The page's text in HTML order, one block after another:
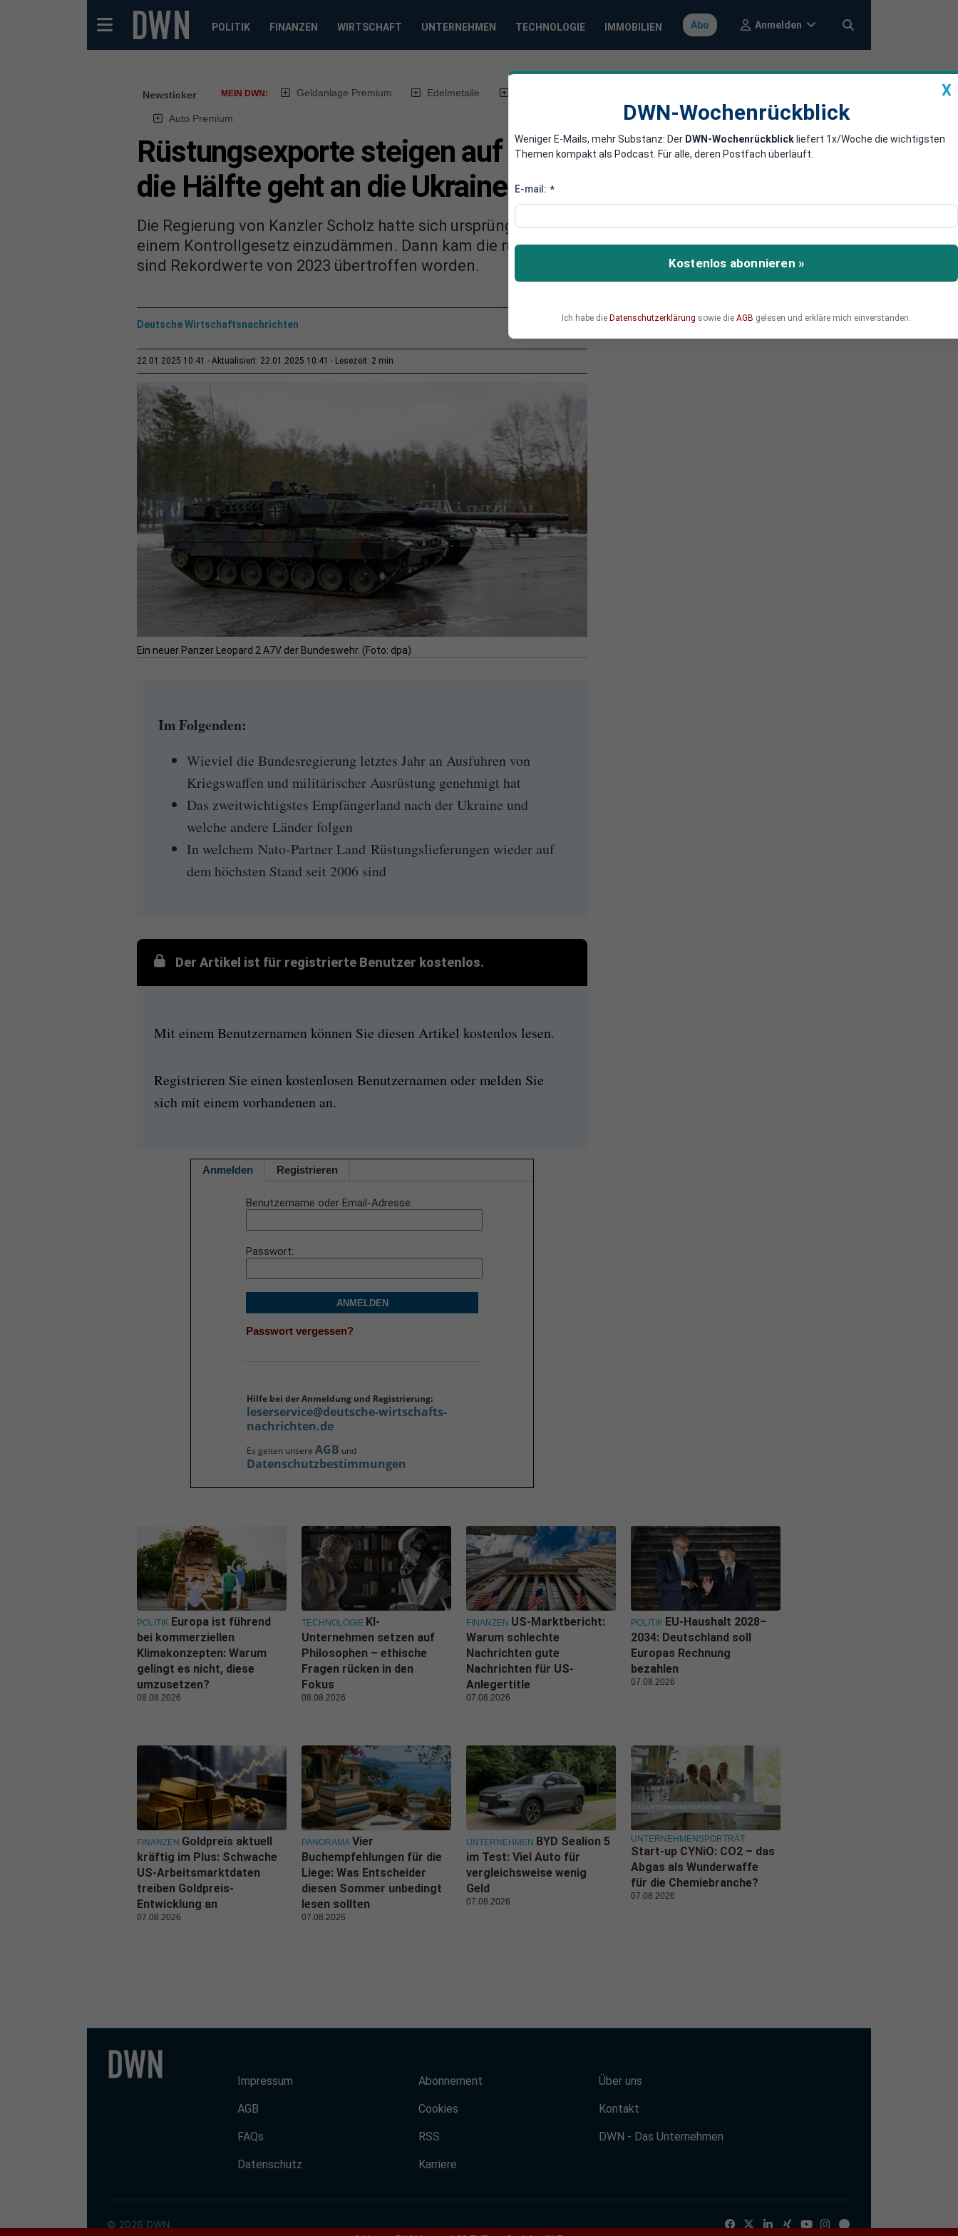
POLITIK FINANZEN WIRTSCHAFT UNTERNEHMEN TECHNOLOGIE IMMOBILIEN Abo Anmelden
Newsticker MEIN DWN: Geldanlage Premium Edelmetalle
Auto Premium
Rüstungsexporte steigen auf Rekordwert, mehr als
die Hälfte geht an die Ukraine
Die Regierung von Kanzler Scholz hatte sich ursprünglich vorgenommen, Rüstungsexporte mit
einem Kontrollgesetz einzudämmen. Dann kam die russische Invasion in der Ukraine und nun
sind Rekordwerte von 2023 übertroffen worden.
Deutsche Wirtschaftsnachrichten
22.01.2025 10:41 Aktualisiert: 22.01.2025 10:41 Lesezeit: 2 min
Ein neuer Panzer Leopard 2 A7V der Bundeswehr. (Foto: dpa)
Im Folgenden:
Wieviel die Bundesregierung letztes Jahr an Ausfuhren von
Kriegswaffen und militärischer Ausrüstung genehmigt hat
Das zweitwichtigstes Empfängerland nach der Ukraine und
welche andere Länder folgen
In welchem Nato-Partner Land Rüstungslieferungen wieder auf
dem höchsten Stand seit 2006 sind
Der Artikel ist für registrierte Benutzer kostenlos.
Mit einem Benutzernamen können Sie diesen Artikel kostenlos lesen.
Registrieren Sie einen kostenlosen Benutzernamen oder melden Sie
sich mit einem vorhandenen an.
Anmelden Registrieren
Benutzername oder Email-Adresse
Passwort
ANMELDEN
Passwort vergessen?
Hilfe bei der Anmeldung und Registrierung:
leserservice@deutsche-wirtschafts-
nachrichten.de
Es gelten unsere AGB und
Datenschutzbestimmungen
X
DWN-Wochenrückblick
Weniger E-Mails, mehr Substanz: Der DWN-Wochenrückblick liefert 1x/Woche die wichtigsten
Themen kompakt als Podcast. Für alle, deren Postfach überläuft.
E-mail: *
Kostenlos abonnieren »
Ich habe die Datenschutzerklärung sowie die AGB gelesen und erkläre mich einverstanden.
POLITIK Europa ist führend
bei kommerziellen
Klimakonzepten: Warum
gelingt es nicht, diese
umzusetzen?
08.08.2026
TECHNOLOGIE KI-
Unternehmen setzen auf
Philosophen – ethische
Fragen rücken in den
Fokus
08.08.2026
FINANZEN US-Marktbericht:
Warum schlechte
Nachrichten gute
Nachrichten für US-
Anlegertitle
07.08.2026
POLITIK EU-Haushalt 2028–
2034: Deutschland soll
Europas Rechnung
bezahlen
07.08.2026
FINANZEN Goldpreis aktuell
kräftig im Plus: Schwache
US-Arbeitsmarktdaten
treiben Goldpreis-
Entwicklung an
07.08.2026
PANORAMA Vier
Buchempfehlungen für die
Liege: Was Entscheider
diesen Sommer unbedingt
lesen sollten
07.08.2026
UNTERNEHMEN BYD Sealion 5
im Test: Viel Auto für
vergleichsweise wenig
Geld
07.08.2026
UNTERNEHMENSPORTRÄT
Start-up CYNiO: CO2 – das
Abgas als Wunderwaffe
für die Chemiebranche?
07.08.2026
Impressum
AGB
FAQs
Datenschutz
Abonnement
Cookies
RSS
Karriere
Über uns
Kontakt
DWN - Das Unternehmen
© 2026 DWN